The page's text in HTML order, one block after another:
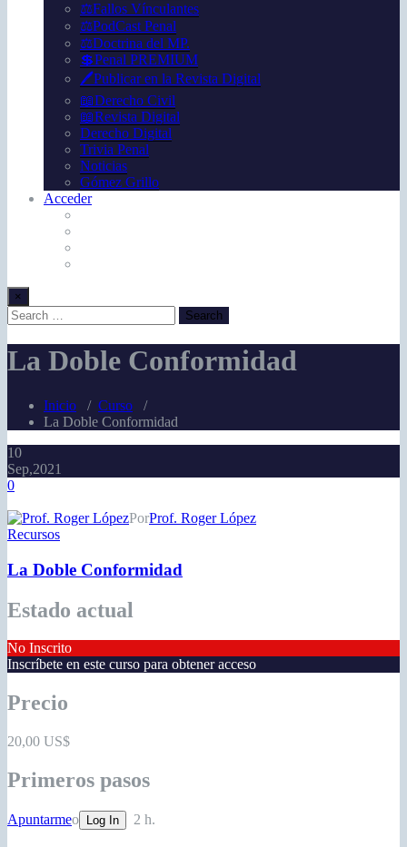
⚖️Fallos Vínculantes
⚖️PodCast Penal
⚖️Doctrina del MP.
💲Penal PREMIUM
🖊️Publicar en la Revista Digital
📖Derecho Civil
📖Revista Digital
Derecho Digital
Trivia Penal
Noticias
Gómez Grillo
Acceder
×
La Doble Conformidad
Inicio / Curso /
La Doble Conformidad
10
Sep,2021
0
PorProf. Roger López
Recursos
La Doble Conformidad
Estado actual
No Inscrito
Inscríbete en este curso para obtener acceso
Precio
20,00 US$
Primeros pasos
Apuntarmeo Log In 2 h.